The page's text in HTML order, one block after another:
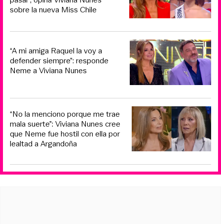
sobre la nueva Miss Chile
“A mi amiga Raquel la voy a
defender siempre”: responde
Neme a Viviana Nunes
“No la menciono porque me trae
mala suerte”: Viviana Nunes cree
que Neme fue hostil con ella por
lealtad a Argandoña